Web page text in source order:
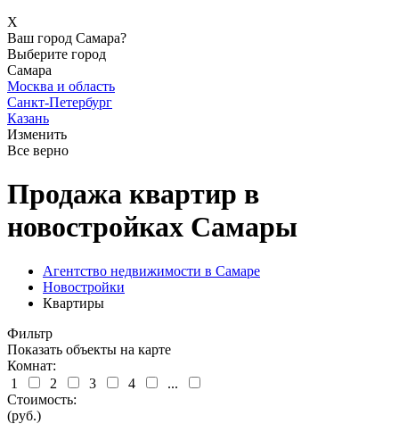
X
Ваш город Самара?
Выберите город
Самара
Москва и область
Санкт-Петербург
Казань
Изменить
Все верно
Продажа квартир в
новостройках Самары
Агентство недвижимости в Самаре
Новостройки
Квартиры
Фильтр
Показать объекты на карте
Комнат:
1
2 3 4
...
Стоимость:
(руб.)